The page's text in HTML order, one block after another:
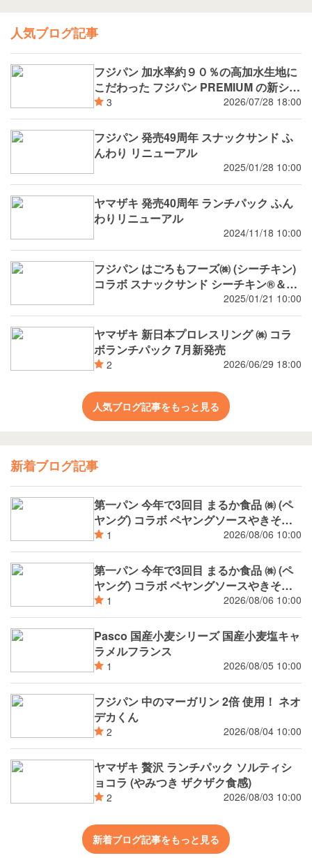
人気ブログ記事
フジパン 加水率約９０％の高加水生地に
こだわった フジパン PREMIUM の新シリ
ーズ 潤rich（うるおいりっち）うるおい
サンド ブルーベリー 8月新発売
3 2026/07/28 18:00
フジパン 発売49周年 スナックサンド ふ
んわり リニューアル
2025/01/28 10:00
ヤマザキ 発売40周年 ランチパック ふん
わりリニューアル
2024/11/18 10:00
フジパン はごろもフーズ㈱ (シーチキン)
コラボ スナックサンド シーチキン®️＆タ
2025/01/21 10:00
ヤマザキ 新日本プロレスリング ㈱ コラ
ボランチパック 7月新発売
2 2026/06/29 18:00
人気ブログ記事をもっと見る
新着ブログ記事
第一パン 今年で3回目 まるか食品 ㈱ (ペ
ヤング) コラボ ペヤングソースやきそば
揚げパン
1 2026/08/06 10:00
第一パン 今年で3回目 まるか食品 ㈱ (ペ
ヤング) コラボ ペヤングソースやきそば
パン1 2026/08/06 10:00
Pasco 国産小麦シリーズ 国産小麦塩キャ
ラメルフランス
1 2026/08/05 10:00
フジパン 中のマーガリン 2倍 使用！ ネオ
デカくん
2 2026/08/04 10:00
ヤマザキ 贅沢 ランチパック ソルティシ
ョコラ (やみつき ザクザク食感)
2 2026/08/03 10:00
新着ブログ記事をもっと見る